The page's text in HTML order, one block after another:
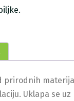
prirodnih
Uklapa se